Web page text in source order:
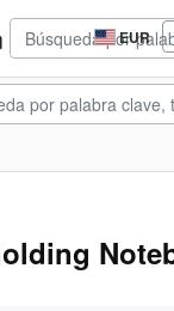
EUR
de
compra
del